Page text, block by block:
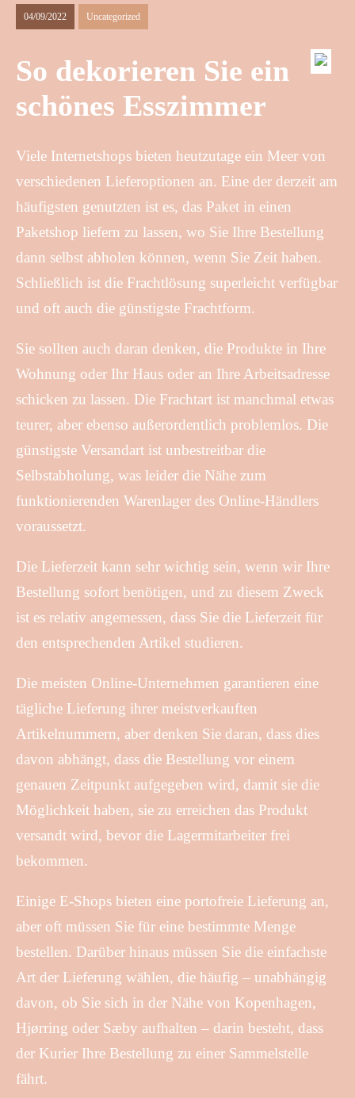
04/09/2022 Uncategorized
So dekorieren Sie ein
schönes Esszimmer
Viele Internetshops bieten heutzutage ein Meer von
verschiedenen Lieferoptionen an. Eine der derzeit am
häufigsten genutzten ist es, das Paket in einen
Paketshop liefern zu lassen, wo Sie Ihre Bestellung
dann selbst abholen können, wenn Sie Zeit haben.
Schließlich ist die Frachtlösung superleicht verfügbar
und oft auch die günstigste Frachtform.
Sie sollten auch daran denken, die Produkte in Ihre
Wohnung oder Ihr Haus oder an Ihre Arbeitsadresse
schicken zu lassen. Die Frachtart ist manchmal etwas
teurer, aber ebenso außerordentlich problemlos. Die
günstigste Versandart ist unbestreitbar die
Selbstabholung, was leider die Nähe zum
funktionierenden Warenlager des Online-Händlers
voraussetzt.
Die Lieferzeit kann sehr wichtig sein, wenn wir Ihre
Bestellung sofort benötigen, und zu diesem Zweck
ist es relativ angemessen, dass Sie die Lieferzeit für
den entsprechenden Artikel studieren.
Die meisten Online-Unternehmen garantieren eine
tägliche Lieferung ihrer meistverkauften
Artikelnummern, aber denken Sie daran, dass dies
davon abhängt, dass die Bestellung vor einem
genauen Zeitpunkt aufgegeben wird, damit sie die
Möglichkeit haben, sie zu erreichen das Produkt
versandt wird, bevor die Lagermitarbeiter frei
bekommen.
Einige E-Shops bieten eine portofreie Lieferung an,
aber oft müssen Sie für eine bestimmte Menge
bestellen. Darüber hinaus müssen Sie die einfachste
Art der Lieferung wählen, die häufig – unabhängig
davon, ob Sie sich in der Nähe von Kopenhagen,
Hjørring oder Sæby aufhalten – darin besteht, dass
der Kurier Ihre Bestellung zu einer Sammelstelle
fährt.